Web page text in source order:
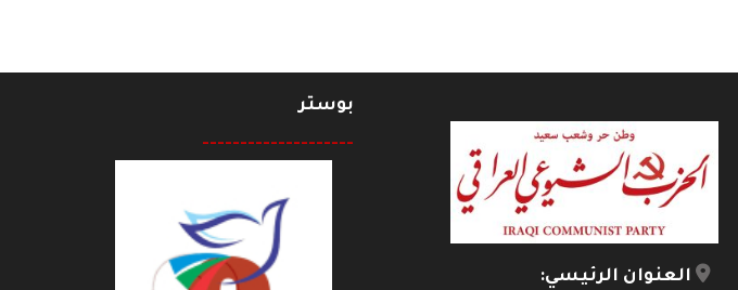
العنوان الرئيسي:
بوستر
--------------------